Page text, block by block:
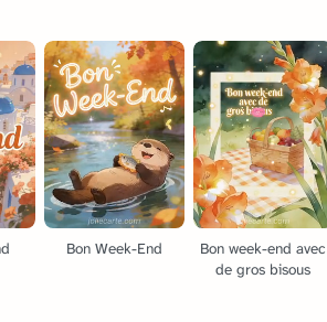
Bon Week-End
Bon week-end avec
de gros bisous